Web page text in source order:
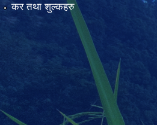
कर तथा शुल्कहरु